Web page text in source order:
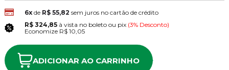
6xde R$ 55,82 sem juros no cartão de crédito
R$ 324,85 à vista no boleto ou pix (3% Desconto)
Economize R$ 10,05
ADICIONAR AO CARRINHO